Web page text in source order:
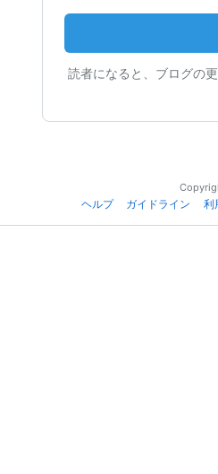
読者になると、ブログの
ヘルプ
ガイドライン 利